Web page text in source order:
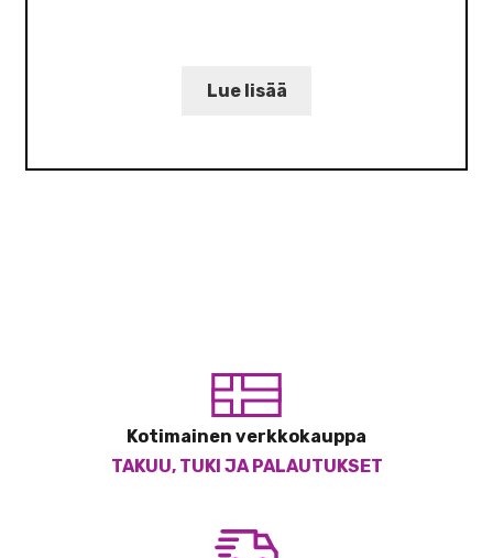
Lue lisää
Kotimainen verkkokauppa
TAKUU, TUKI JA PALAUTUKSET